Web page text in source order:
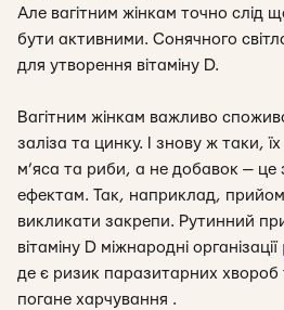
Але вагітним жінкам точно слід
бути активними. Сонячного
для утворення вітаміну D.
Вагітним жінкам важливо
заліза та цинку. І знову ж таки,
м’яса та риби, а не добавок — це
ефектам. Так, наприклад,
викликати закрепи. Рутинний
вітаміну D міжнародні організації
де є ризик паразитарних хвороб
погане харчування .